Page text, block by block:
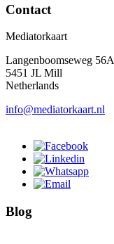
Contact
Mediatorkaart
Langenboomseweg 56A
5451 JL Mill
Netherlands
info@mediatorkaart.nl
Blog